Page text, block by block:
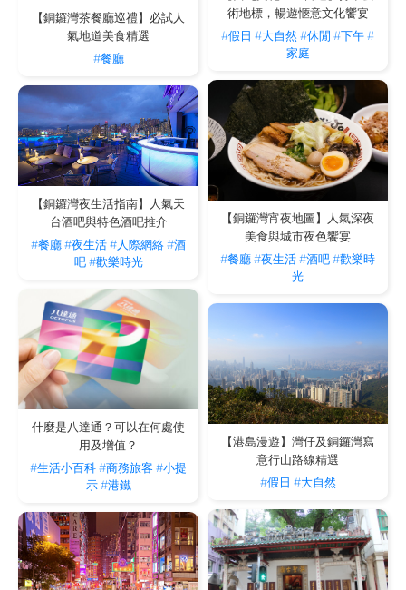
術地標，暢遊愜意文化饗宴
#假日 #大自然#休閒 #下午#
家庭
【銅鑼灣茶餐廳巡禮】必試人
氣地道美食精選
#餐廳
【銅鑼灣宵夜地圖】人氣深夜
美食與城市夜色饗宴
#餐廳#夜生活#酒吧#歡樂時
光
【銅鑼灣夜生活指南】人氣天
台酒吧與特色酒吧推介
#餐廳#夜生活#人際網絡#酒
吧 #歡樂時光
什麼是八達通？可以在何處使
用及增值？
#生活小百科#商務旅客 #小提
示 #港鐵
【港島漫遊】灣仔及銅鑼灣寫
意行山路線精選
#假日 #大自然